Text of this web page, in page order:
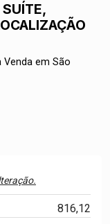
Venda em São
816,12